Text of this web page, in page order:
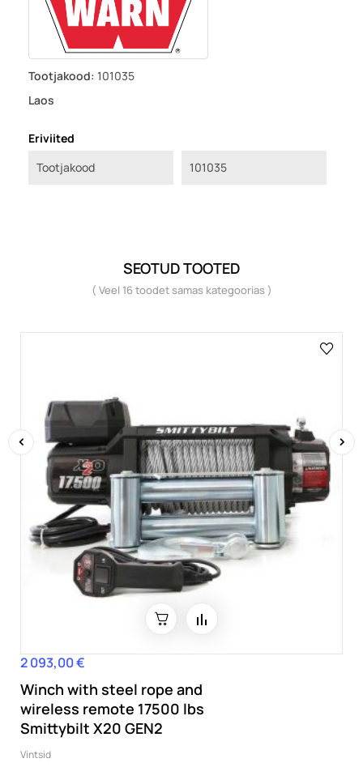
Tootjakood: 101035
Laos
Eriviited
Tootjakood
101035
SEOTUD TOOTED
( Veel 16 toodet samas kategoorias )
Hind
2 093,00 €
Winch with steel rope and
wireless remote 17500 lbs
Smittybilt X20 GEN2
Vintsid